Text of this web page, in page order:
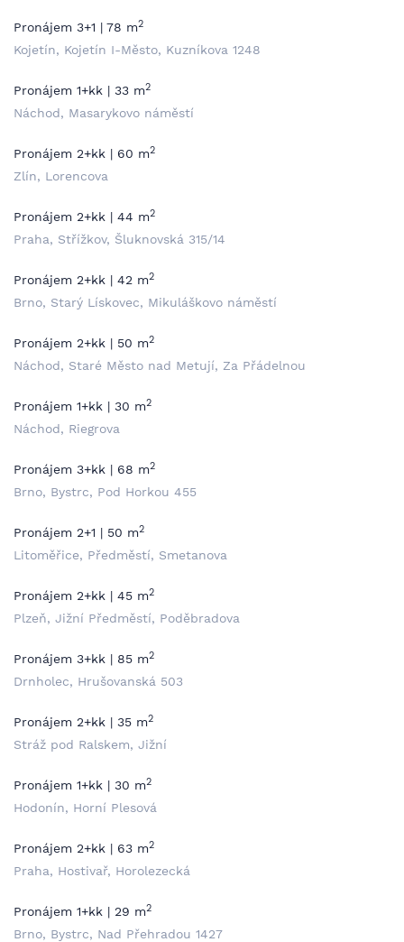
Pronájem 3+1 | 78 m2
Kojetín, Kojetín I-Město, Kuzníkova 1248
Pronájem 1+kk | 33 m2
Náchod, Masarykovo náměstí
Pronájem 2+kk | 60 m2
Zlín, Lorencova
Pronájem 2+kk | 44 m2
Praha, Střížkov, Šluknovská 315/14
Pronájem 2+kk | 42 m2
Brno, Starý Lískovec, Mikuláškovo náměstí
Pronájem 2+kk | 50 m2
Náchod, Staré Město nad Metují, Za Přádelnou
Pronájem 1+kk | 30 m2
Náchod, Riegrova
Pronájem 3+kk | 68 m2
Brno, Bystrc, Pod Horkou 455
Pronájem 2+1 | 50 m2
Litoměřice, Předměstí, Smetanova
Pronájem 2+kk | 45 m2
Plzeň, Jižní Předměstí, Poděbradova
Pronájem 3+kk | 85 m2
Drnholec, Hrušovanská 503
Pronájem 2+kk | 35 m2
Stráž pod Ralskem, Jižní
Pronájem 1+kk | 30 m2
Hodonín, Horní Plesová
Pronájem 2+kk | 63 m2
Praha, Hostivař, Horolezecká
Pronájem 1+kk | 29 m2
Brno, Bystrc, Nad Přehradou 1427